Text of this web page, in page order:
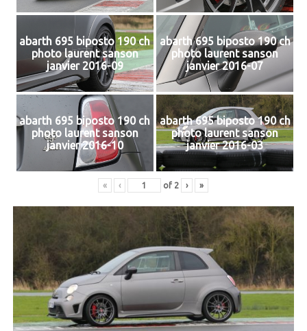
abarth 695 biposto 190 ch
photo laurent sanson
janvier 2016-09
abarth 695 biposto 190 ch
photo laurent sanson
janvier 2016-07
abarth 695 biposto 190 ch
photo laurent sanson
janvier 2016-10
abarth 695 biposto 190 ch
photo laurent sanson
janvier 2016-03
« ‹ of 2 › »